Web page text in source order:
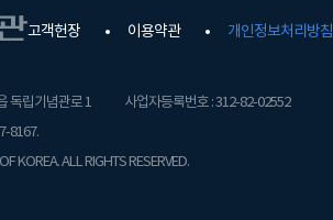
고객헌장 이용약관 개인정보처리방침
독립기념관로 1
사업자등록번호 : 312-82-02552
8167.
KOREA. ALL RIGHTS RESERVED.